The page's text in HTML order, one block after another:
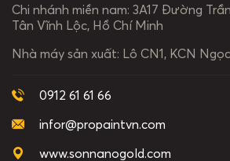
Chi nhánh miền nam: 3A17 Đường
Tân Vĩnh Lộc, Hồ Chí Minh
Nhà máy sản xuất: Lô CN1, KCN
0912 61 61 66
infor@propaintvn.com
www.sonnanogold.com